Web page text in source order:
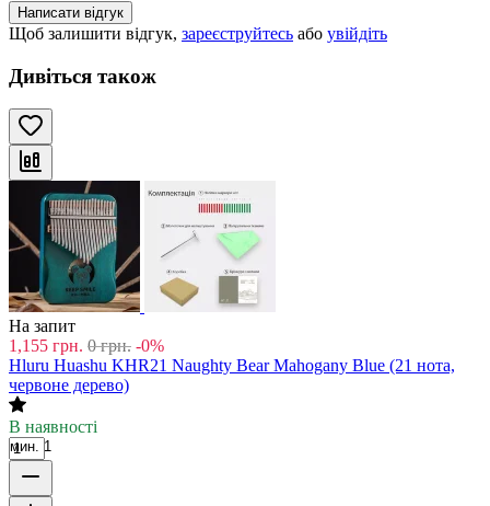
Написати відгук
Щоб залишити відгук, зареєструйтесь або увійдіть
Дивіться також
На запит
1,155 грн. 0 грн. -0%
Hluru Huashu KHR21 Naughty Bear Mahogany Blue (21 нота,
червоне дерево)
В наявності
мин. 1